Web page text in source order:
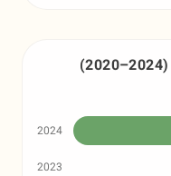
(2020–2024)
2024
2023